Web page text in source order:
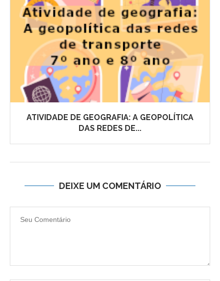
ATIVIDADE DE GEOGRAFIA: A GEOPOLÍTICA
DAS REDES DE...
DEIXE UM COMENTÁRIO